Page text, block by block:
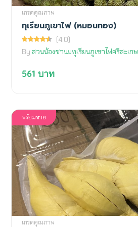
เกรดคุณภาพ
ทุเรียนภูเขาไฟ (หมอนทอง)
(4.0)
By สวนน้องชานมทุเรียนภูเขาไฟศรีสะเกษ
561 บาท
พร้อมขาย
เกรดคุณภาพ